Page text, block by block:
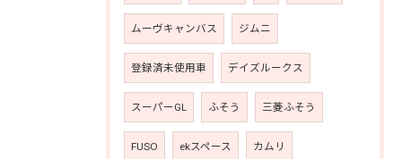
ムーヴキャンバス ジムニ
登録済未使用車 デイズルークス
スーパーGL ふそう 三菱ふそう
FUSO ekスペース カムリ